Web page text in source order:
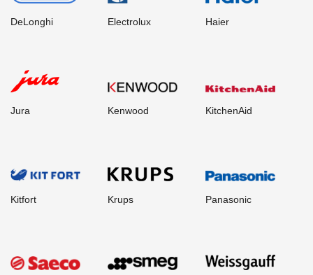
DeLonghi Electrolux Haier
Jura Kenwood KitchenAid
Kitfort Krups Panasonic